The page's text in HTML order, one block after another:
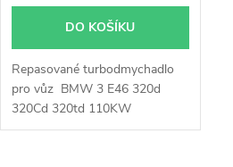
u
k
d
u
k
DO KOŠÍKU
Repasované turbodmychadlo
pro vůz BMW 3 E46 320d
320Cd 320td 110KW